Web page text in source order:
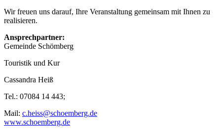
Wir freuen uns darauf, Ihre Veranstaltung gemeinsam mit Ihnen zu
realisieren.
Ansprechpartner:
Gemeinde Schömberg
Touristik und Kur
Cassandra Heiß
Tel.: 07084 14 443;
Mail: c.heiss@schoemberg.de
www.schoemberg.de